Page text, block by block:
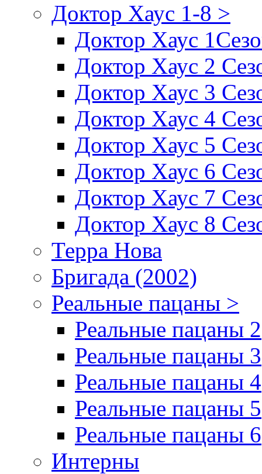
Доктор Хаус 1-8 >
Доктор Хаус
Доктор Хаус 2
Доктор Хаус 3
Доктор Хаус 4
Доктор Хаус 5
Доктор Хаус 6
Доктор Хаус 7
Доктор Хаус 8
Терра Нова
Бригада (2002)
Реальные пацаны >
Реальные пацаны 2
Реальные пацаны 3
Реальные пацаны 4
Реальные пацаны 5
Реальные пацаны 6
Интерны